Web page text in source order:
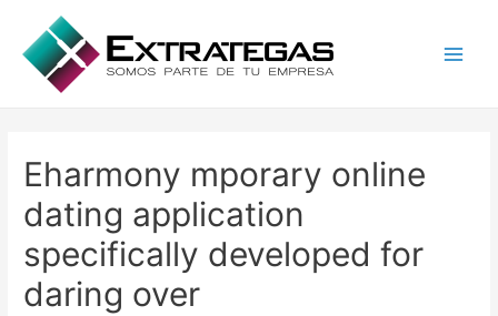
Eharmony mporary online
dating application
specifically developed for
daring over